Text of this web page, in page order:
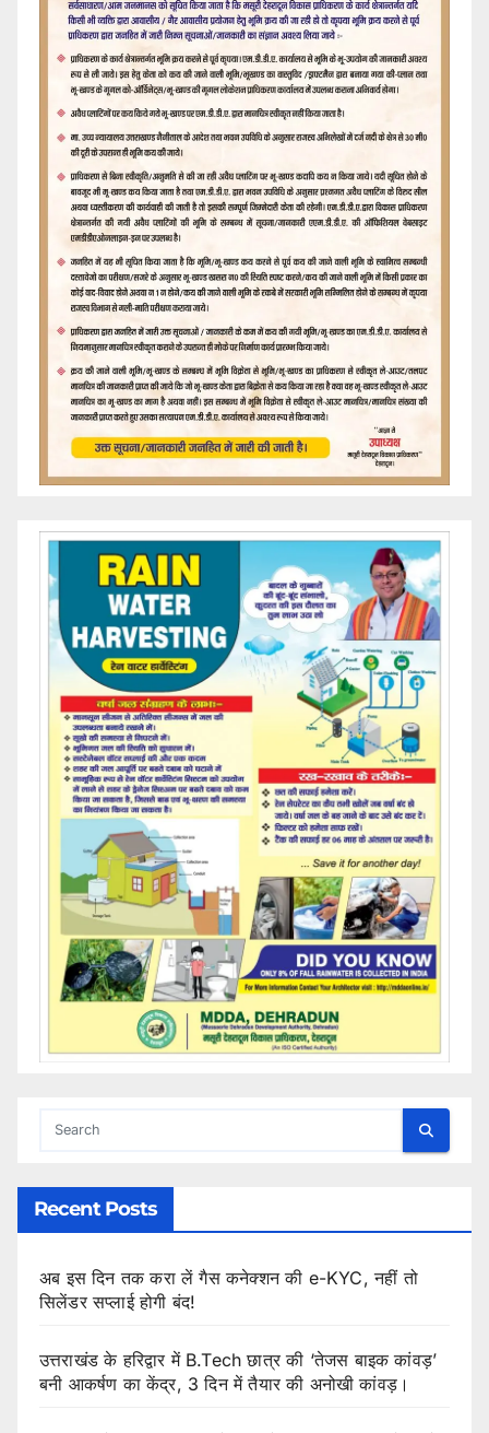
Recent Posts
अब इस दिन तक करा लें गैस कनेक्शन की e-KYC, नहीं तो
सिलेंडर सप्लाई होगी बंद!
उत्तराखंड के हरिद्वार में B.Tech छात्र की ‘तेजस बाइक कांवड़’
बनी आकर्षण का केंद्र, 3 दिन में तैयार की अनोखी कांवड़।